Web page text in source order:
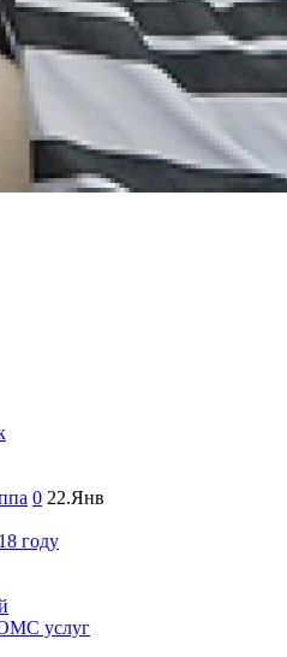
0 22.Янв
году
ОМС услуг